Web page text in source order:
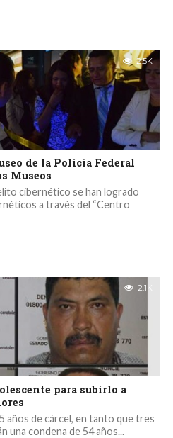
2.5K
de la Policía Federal
Museos
cibernético se han logrado
a través del “Centro
2.1K
para subirlo a
años de cárcel, en tanto que tres
una condena de 54 años...